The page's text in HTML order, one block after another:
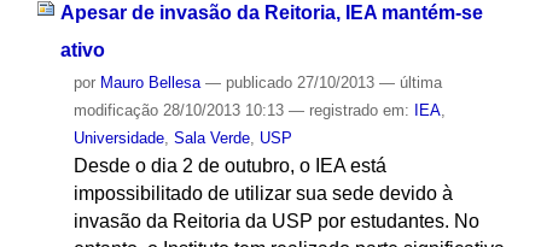
Apesar de invasão da Reitoria, IEA mantém-se
ativo
por Mauro Bellesa — publicado27/10/2013 — última
modificação28/10/2013 10:13 — registrado em: IEA,
Universidade, Sala Verde, USP
Desde o dia 2 de outubro, o IEA está
impossibilitado de utilizar sua sede devido à
invasão da Reitoria da USP por estudantes. No